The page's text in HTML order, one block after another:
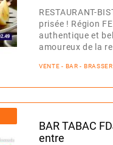
RESTAURANT-
prisée ! Région
authentique et
amoureux de la
VENTE - BAR -
BAR TABAC
entre